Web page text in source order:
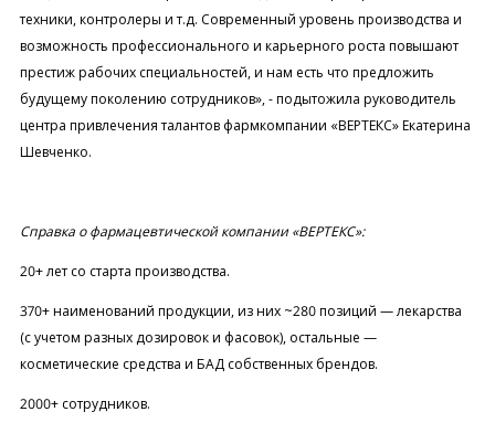
техники, контролеры и т.д. Современный уровень производства и
возможность профессионального и карьерного роста повышают
престиж рабочих специальностей, и нам есть что предложить
будущему поколению сотрудников», - подытожила руководитель
центра привлечения талантов фармкомпании «ВЕРТЕКС» Екатерина
Шевченко.
Справка о фармацевтической компании «ВЕРТЕКС»:
20+ лет со старта производства.
370+ наименований продукции, из них ~280 позиций — лекарства
(с учетом разных дозировок и фасовок), остальные —
косметические средства и БАД собственных брендов.
2000+ сотрудников.